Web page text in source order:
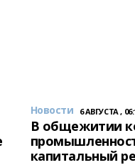
Новости 6 АВГУСТА ,
В общежитии
капитальный